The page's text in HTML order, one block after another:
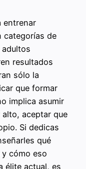
entrenar
categorías de
resultados
sólo la
que formar
implica asumir
aceptar que
Si dedicas
qué
cómo eso
élite actual, es